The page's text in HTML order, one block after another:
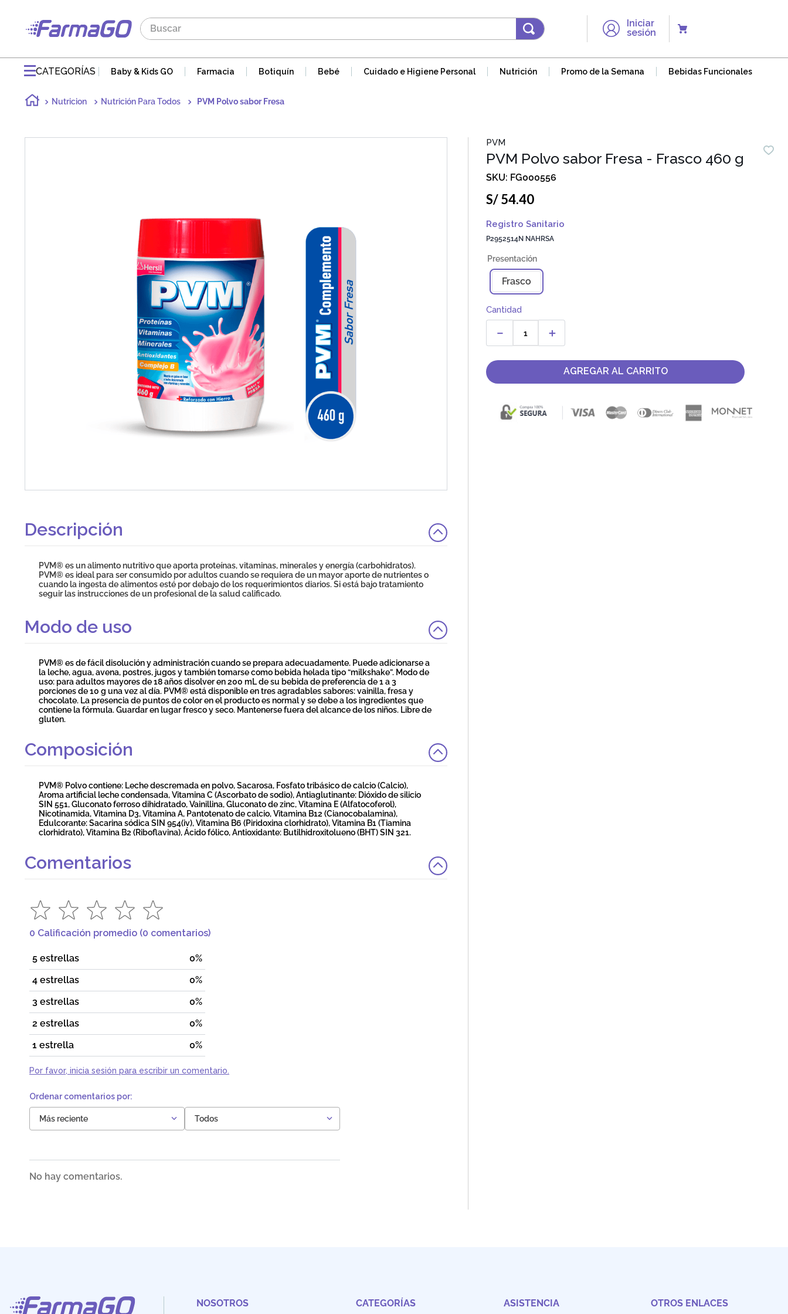
Buscar
Iniciar
sesión
CATEGORÍAS Baby & Kids GO Farmacia Botiquín Bebé Cuidado e Higiene Personal Nutrición Promo de la Semana Bebidas Funcionales
Nutricion Nutrición Para Todos PVM Polvo sabor Fresa
Descripción
PVM® es un alimento nutritivo que aporta proteínas, vitaminas, minerales y energía (carbohidratos).
PVM® es ideal para ser consumido por adultos cuando se requiera de un mayor aporte de nutrientes o
cuando la ingesta de alimentos esté por debajo de los requerimientos diarios. Si está bajo tratamiento
seguir las instrucciones de un profesional de la salud calificado.
Modo de uso
PVM® es de fácil disolución y administración cuando se prepara adecuadamente. Puede adicionarse a
la leche, agua, avena, postres, jugos y también tomarse como bebida helada tipo “milkshake”. Modo de
uso: para adultos mayores de 18 años disolver en 200 mL de su bebida de preferencia de 1 a 3
porciones de 10 g una vez al día. PVM® está disponible en tres agradables sabores: vainilla, fresa y
chocolate. La presencia de puntos de color en el producto es normal y se debe a los ingredientes que
contiene la fórmula. Guardar en lugar fresco y seco. Mantenerse fuera del alcance de los niños. Libre de
gluten.
Composición
PVM® Polvo contiene: Leche descremada en polvo, Sacarosa, Fosfato tribásico de calcio (Calcio),
Aroma artificial leche condensada, Vitamina C (Ascorbato de sodio), Antiaglutinante: Dióxido de silicio
SIN 551, Gluconato ferroso dihidratado, Vainillina, Gluconato de zinc, Vitamina E (Alfatocoferol),
Nicotinamida, Vitamina D3, Vitamina A, Pantotenato de calcio, Vitamina B12 (Cianocobalamina),
Edulcorante: Sacarina sódica SIN 954(iv), Vitamina B6 (Piridoxina clorhidrato), Vitamina B1 (Tiamina
clorhidrato), Vitamina B2 (Riboflavina), Ácido fólico, Antioxidante: Butilhidroxitolueno (BHT) SIN 321.
Comentarios
0 Calificación promedio (0 comentarios)
5 estrellas
0%
4 estrellas
0%
3 estrellas
0%
2 estrellas
0%
1 estrella
0%
Por favor, inicia sesión para escribir un comentario.
Más reciente Todos
No hay comentarios.
PVM
PVM Polvo sabor Fresa - Frasco 460 g
FG000556
S/54.40
Registro Sanitario
P2952514N NAHRSA
Frasco
Cantidad
＋
－
AGREGAR AL CARRITO
NOSOTROS CATEGORÍAS ASISTENCIA OTROS ENLACES
1.
maddre